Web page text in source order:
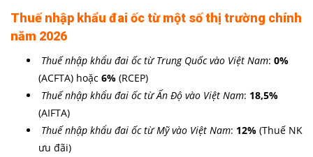
Thuế nhập khẩu đai ốctừ một số thị trường chính
năm 2026
Thuế nhập khẩu đai ốctừ Trung Quốc vào Việt Nam: 0%
(ACFTA) hoặc 6% (RCEP)
Thuế nhập khẩu đai ốctừ Ấn Độ vào Việt Nam: 18,5%
(AIFTA)
Thuế nhập khẩu đai ốctừ Mỹ vào Việt Nam: 12% (Thuế NK
ưu đãi)